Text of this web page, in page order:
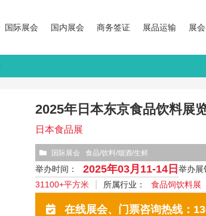
国际展会 国内展会 商务签证 展品运输 展
2025年日本东京食品饮料展
日本食品展
国际展会 食品/饮料/烟酒/生鲜
举办时间： 2025年03月11-14日举办展
31100+平方米
所属行业： 食品饲饮料展
在线展会、门票咨询热线：